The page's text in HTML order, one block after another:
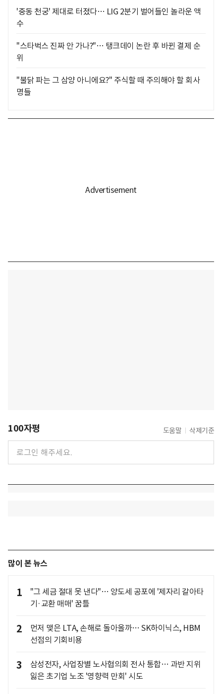
'중동 천궁' 제대로 터졌다… LIG 2분기 벌어들인 놀라운 액
수
"스타벅스 진짜 안 가나?"… 탱크데이 논란 후 바뀐 결제 순
위
"불닭 파는 그 삼양 아니에요?" 주식할 때 주의해야 할 회사
명들
100자평 도움말 삭제기준
많이 본 뉴스
1
"그 세금 절대 못 낸다"… 양도세 공포에 '제자리 갈아타
기·교환 매매' 꿈틀
2
먼저 맺은 LTA, 손해로 돌아올까… SK하이닉스, HBM
선점의 기회비용
3
삼성전자, 사업장별 노사협의회 전사 통합… 과반 지위
잃은 초기업 노조 '영향력 만회' 시도